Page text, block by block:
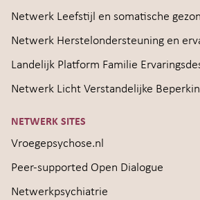
Netwerk Leefstijl en somatische
Netwerk Herstelondersteuning en
Landelijk Platform Familie
Netwerk Licht Verstandelijke
NETWERK SITES
Vroegepsychose.nl
Peer-supported Open Dialogue
Netwerkpsychiatrie